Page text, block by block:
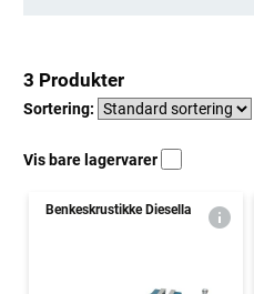
3 Produkter
Sortering:
Vis bare lagervarer
Benkeskrustikke Diesella